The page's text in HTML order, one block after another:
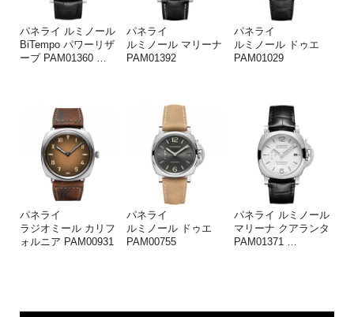
パネライ ルミノール
BiTempo パワーリザ
ーブ PAM01360 …
パネライ
ルミノール マリーナ
PAM01392
パネライ
ルミノール ドゥエ
PAM01029
パネライ
ラジオミール カリフ
ォルニア PAM00931
パネライ
ルミノール ドゥエ
PAM00755
パネライ ルミノール
マリーナ クアランタ
PAM01371